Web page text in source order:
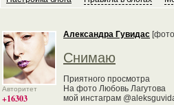
Авторитет
+16303
Александра Гувидас
Снимаю
Приятного просмотра
На фото Любовь Лагутова
мой инстаграм